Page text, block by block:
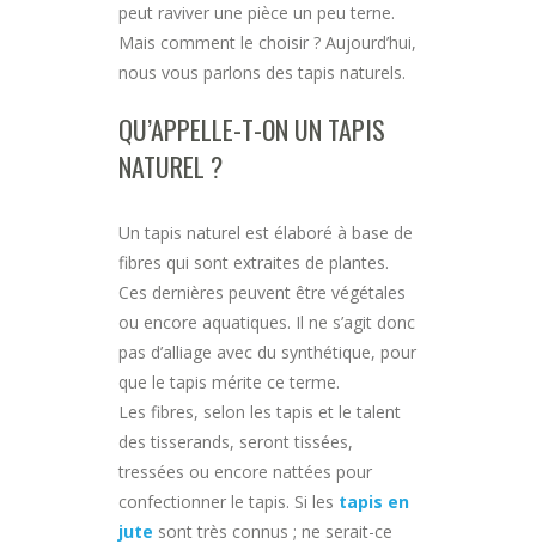
peut raviver une pièce un peu terne.
Mais comment le choisir ? Aujourd’hui,
nous vous parlons des tapis naturels.
QU’APPELLE-T-ON UN TAPIS
NATUREL ?
Un tapis naturel est élaboré à base de
fibres qui sont extraites de plantes.
Ces dernières peuvent être végétales
ou encore aquatiques. Il ne s’agit donc
pas d’alliage avec du synthétique, pour
que le tapis mérite ce terme.
Les fibres, selon les tapis et le talent
des tisserands, seront tissées,
tressées ou encore nattées pour
confectionner le tapis. Si les tapis en
jute sont très connus ; ne serait-ce